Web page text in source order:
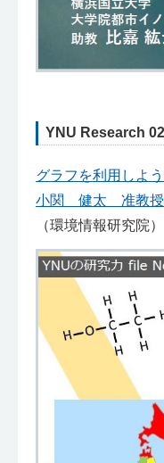
YNU Research
グラフを利用しよう
小関 健太 准教授
（環境情報研究院）